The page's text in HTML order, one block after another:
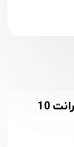
کابل HDMI v2.0 فیبر نوری فرانت 10